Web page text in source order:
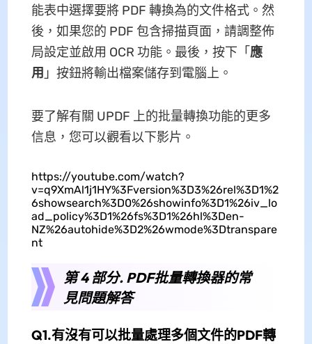
能表中選擇要將 PDF 轉換為的文件格式。然
後，如果您的 PDF 包含掃描頁面，請調整佈
局設定並啟用 OCR 功能。最後，按下「應
用 」按鈕將輸出檔案儲存到電腦上。
要了解有關 UPDF 上的批量轉換功能的更多
信息，您可以觀看以下影片。
https://youtube.com/watch?
v=q9XmAl1j1HY%3Fversion%3D3%26rel%3D1%2
6showsearch%3D0%26showinfo%3D1%26iv_lo
ad_policy%3D1%26fs%3D1%26hl%3Den-
NZ%26autohide%3D2%26wmode%3Dtranspare
nt
第 4 部分. PDF批量轉換器的常
見問題解答
Q1.有沒有可以批量處理多個文件的PDF轉